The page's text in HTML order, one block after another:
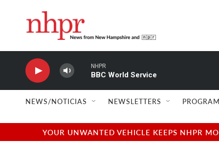
NHPR
BBC World Service
NEWS/NOTICIAS NEWSLETTERS
YOUR UNWANTED VEHICLE KEEPS NHPR